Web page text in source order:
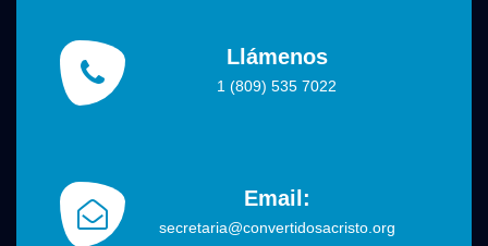
Llámenos
1 (809) 535 7022
Email:
secretaria@convertidosacristo.org